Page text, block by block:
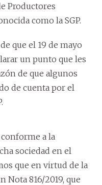
Productores
como la SGP.
que el 19 de mayo
un punto que les
de que algunos
de cuenta por el
a la
sociedad en el
que en virtud de la
Nota 816/2019, que